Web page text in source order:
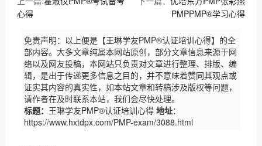
心得
PMPPMP®学习心得
免责声明：以上便是【王琳学友PMP®认证培训心得】的全
部内容。大多文章纯属本网站原创，部分文章信息来源于网
络以及网友投稿，本网站只负责对文章进行整理、排版、编
辑，是出于传递更多信息之目的，并不意味着赞同其观点或
证实其内容的真实性，如本站文章和转稿涉及版权等问题，
请作者在及时联系本站，我们会尽快处理。
标题： 王琳学友PMP®认证培训心得 地址：
https://www.hxtdpx.com/PMP-exam/3088.html